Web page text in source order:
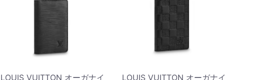
LOUIS VUITTON オーガナイ
LOUIS VUITTON オーガナイ